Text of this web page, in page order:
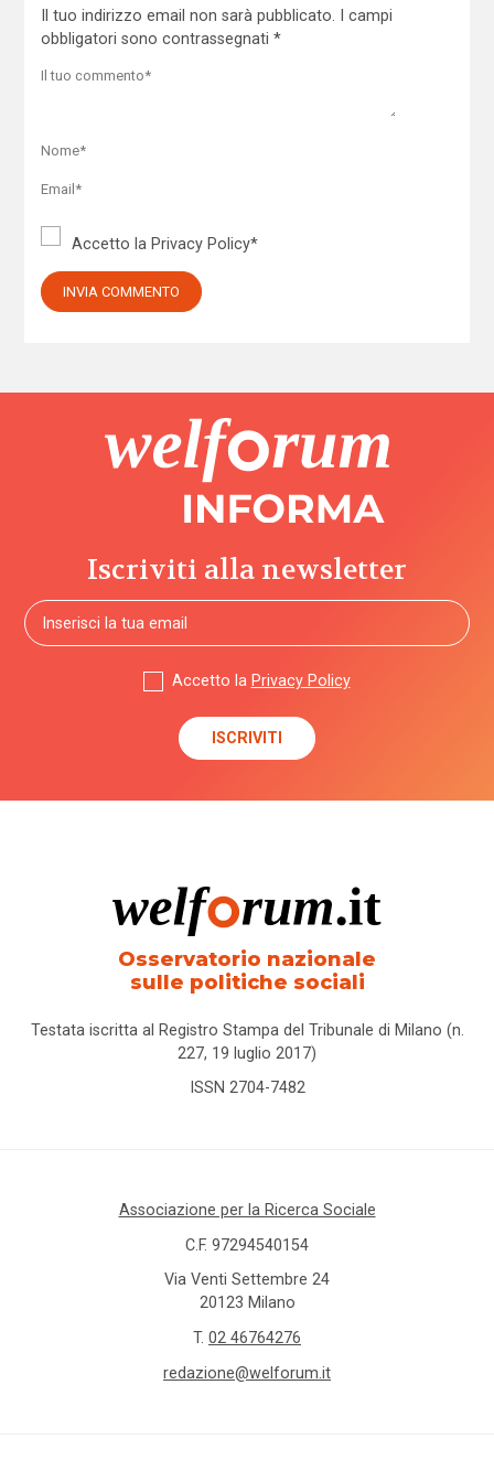
Il tuo indirizzo email non sarà pubblicato.
I campi
obbligatori sono contrassegnati *
Accetto la Privacy Policy*
Iscriviti alla newsletter
Accetto la Privacy Policy
Osservatorio nazionale
sulle politiche sociali
Testata iscritta al Registro Stampa del Tribunale di Milano (n.
227, 19 luglio 2017)
ISSN 2704-7482
Associazione per la Ricerca Sociale
C.F. 97294540154
Via Venti Settembre 24
20123 Milano
T. 02 46764276
redazione@welforum.it